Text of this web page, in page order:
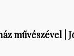
művészével |